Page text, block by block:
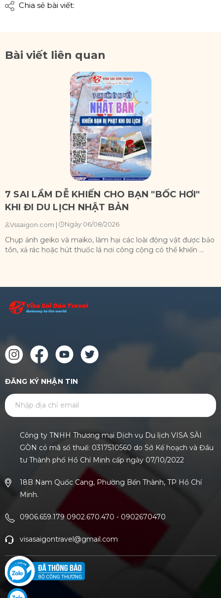
Chia sẻ bài viết:
Bài viết liên quan
7 SAI LẦM DỄ KHIẾN CHO BẠN "BỐC HƠI"
KHI ĐI DU LỊCH NHẬT BẢN
Vssaigon.com | Ngày 06/08/2026
Chụp ảnh geiko và maiko, làm hại các loài động vật được bảo
tồn, xả rác hoặc hút thuốc lá nơi công cộng có thể khiến ...
ĐĂNG KÝ NHẬN TIN
Công ty TNHH Thương mại Dịch vụ Du lịch VISA SÀI
GÒN có mã số thuế: 0317510560 do Sở Kế hoạch và Đầu
tư Thành phố Hồ Chí Minh cấp ngày 07/10/2022
18B Nam Quốc Cang, Phường Bến Thành, TP Hồ Chí
Minh.
0906.659.179 0902.670.470 - 0902670470
visasaigontravel@gmail.com